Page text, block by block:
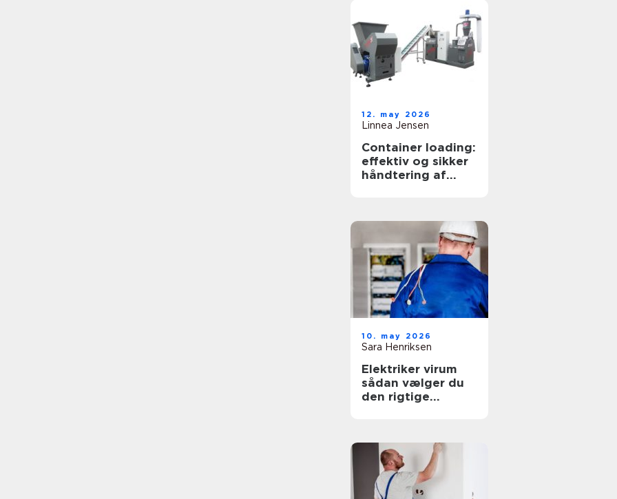
12. may 2026
Linnea Jensen
Container loading:
effektiv og sikker
håndtering af
10. may 2026
Sara Henriksen
Elektriker virum
sådan vælger du
den rigtige